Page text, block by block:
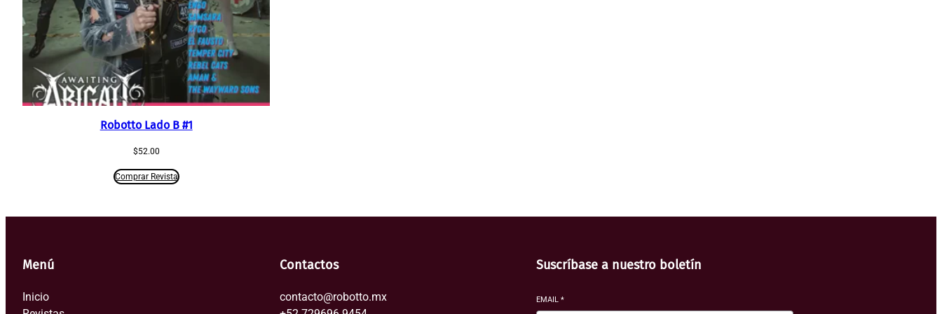
Robotto Lado B #1
$52.00
Comprar Revista
Menú
Inicio
Contactos
contacto@robotto.mx
Suscríbase a nuestro boletín
EMAIL*